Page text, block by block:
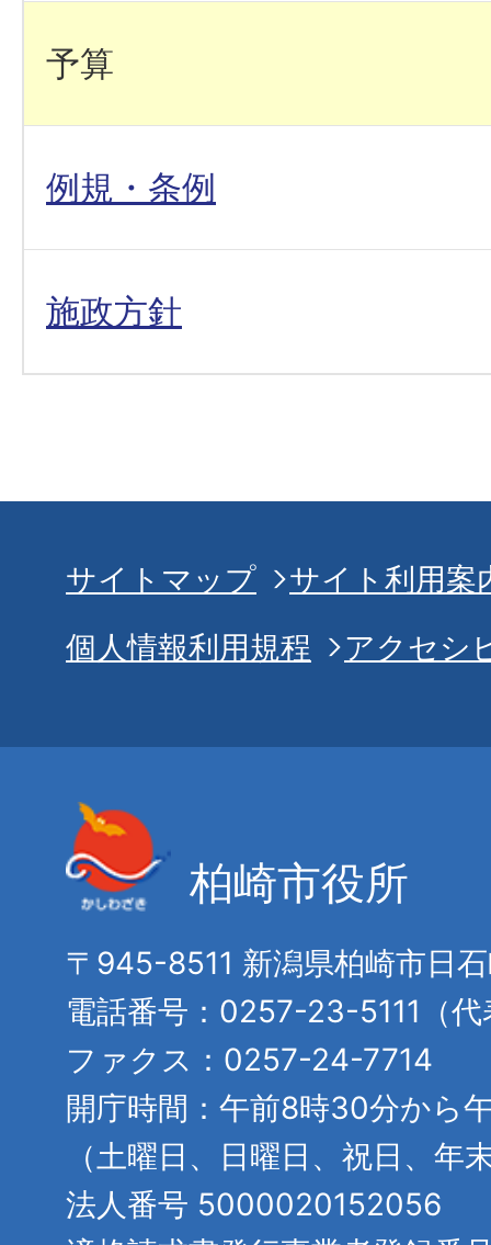
予算
例規・条例
施政方針
サイトマップ
サイト利用案
個人情報利用規程
アクセシ
柏崎市役所
〒945-8511 新潟県柏崎市日
電話番号：0257-23-5111（代
ファクス：0257-24-7714
開庁時間：午前8時30分から
（土曜日、日曜日、祝日、年
法人番号 5000020152056